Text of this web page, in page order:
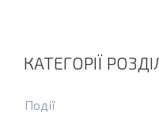
КАТЕГОРІЇ
Події